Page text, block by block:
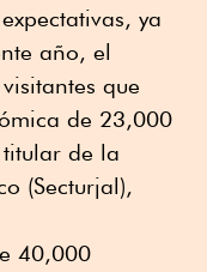
ya
año, el
que
de 23,000
de la
(Secturjal),
40,000